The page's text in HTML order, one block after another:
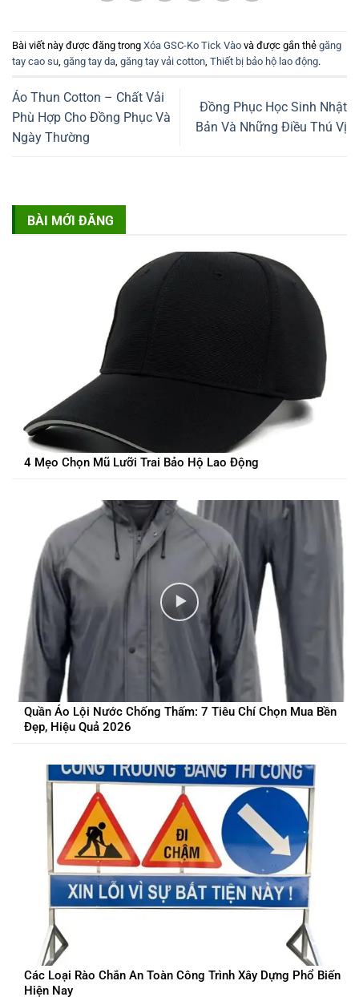
Bài viết này được đăng trong Xóa GSC-Ko Tick Vào và được gắn thẻ găng
tay cao su găng tay da găng tay vải cotton Thiết bị bảo hộ lao động.
Áo Thun Cotton – Chất Vải
Phù Hợp Cho Đồng Phục Và
Ngày Thường
Đồng Phục Học Sinh Nhật
Bản Và Những Điều Thú Vị
BÀI MỚI ĐĂNG
4 Mẹo Chọn Mũ Lưỡi Trai Bảo Hộ Lao Động
Quần Áo Lội Nước Chống Thấm: 7 Tiêu Chí Chọn Mua Bền
Đẹp, Hiệu Quả 2026
Các Loại Rào Chắn An Toàn Công Trình Xây Dựng Phổ Biến
Hiện Nay